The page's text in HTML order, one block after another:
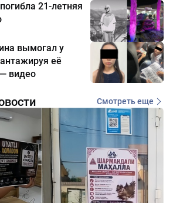
21-летняя
вымогал у
её
видео
Смотреть еще